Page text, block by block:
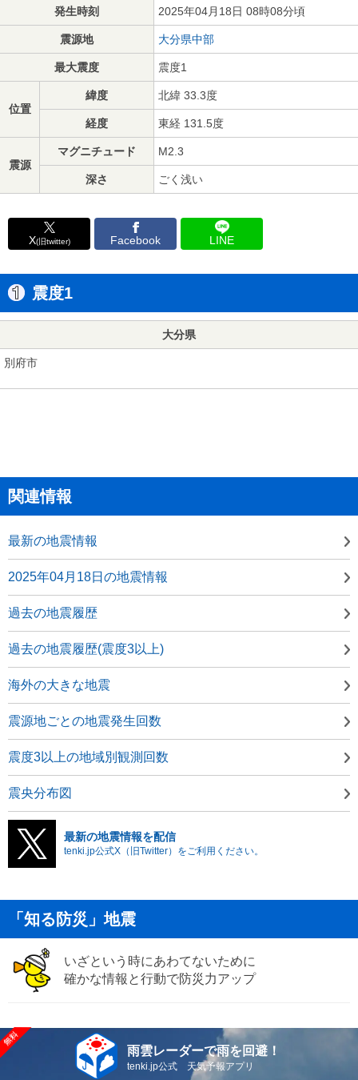
発生時刻 2025年04月18日 08時08分頃
震源地 大分県中部
最大震度 震度1
位置
緯度 北緯 33.3度
経度 東経 131.5度
震源
マグニチュード M2.3
深さ ごく浅い
X(旧twitter) Facebook LINE
震度1
大分県
別府市
関連情報
最新の地震情報
2025年04月18日の地震情報
過去の地震履歴
過去の地震履歴(震度3以上)
海外の大きな地震
震源地ごとの地震発生回数
震度3以上の地域別観測回数
震央分布図
最新の地震情報を配信
tenki.jp公式X（旧Twitter）をご利用ください。
「知る防災」地震
いざという時にあわてないために
確かな情報と行動で防災力アップ
雨雲レーダーで雨を回避！
tenki.jp公式 天気予報アプリ